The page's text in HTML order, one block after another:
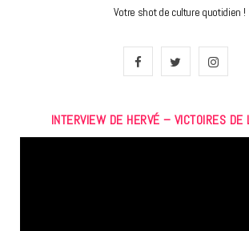
Votre shot de culture quotidien !
F
c
i
I
s
INTERVIEW DE HERVÉ – VICTOIRES DE